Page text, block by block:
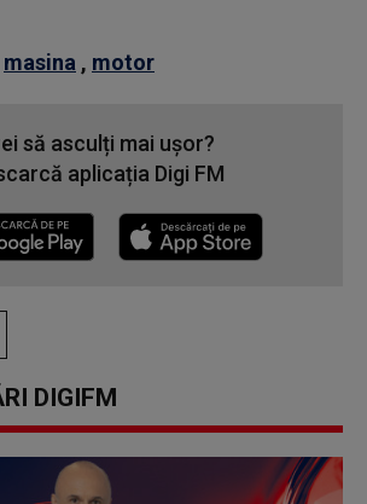
masina , motor
să asculți mai ușor?
aplicația Digi FM
DIGIFM